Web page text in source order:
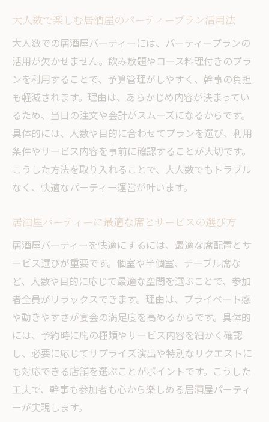
居酒屋の飲み放題を上手に楽しむポイント
ニック
居酒屋飲み放題プランの相場とコスパ重視
個室利用で居酒屋パーティーが快適になる理由
居酒屋個室でパーティーが快適になるポイ
ント
完全個室と半個室の違いを徹底解説
居酒屋パーティーで個室を選ぶメリット
方
居酒屋パーティー個室予約時の注意点まと
め
大人数で楽しむ居酒屋のパーティープラン活用法
大人数での居酒屋パーティーには、パーティープランの
活用が欠かせません。飲み放題やコース料理付きのプラ
ンを利用することで、予算管理がしやすく、幹事の負担
も軽減されます。理由は、あらかじめ内容が決まってい
るため、当日の注文や会計がスムーズになるからです。
具体的には、人数や目的に合わせてプランを選び、利用
条件やサービス内容を事前に確認することが大切です。
こうした方法を取り入れることで、大人数でもトラブル
なく、快適なパーティー運営が叶います。
居酒屋パーティーに最適な席とサービスの選び方
居酒屋パーティーを快適にするには、最適な席配置とサ
ービス選びが重要です。個室や半個室、テーブル席な
ど、人数や目的に応じて最適な空間を選ぶことで、参加
者全員がリラックスできます。理由は、プライベート感
や動きやすさが宴会の満足度を高めるからです。具体的
には、予約時に席の種類やサービス内容を細かく確認
し、必要に応じてサプライズ演出や特別なリクエストに
も対応できる店舗を選ぶことがポイントです。こうした
工夫で、幹事も参加者も心から楽しめる居酒屋パーティ
ーが実現します。